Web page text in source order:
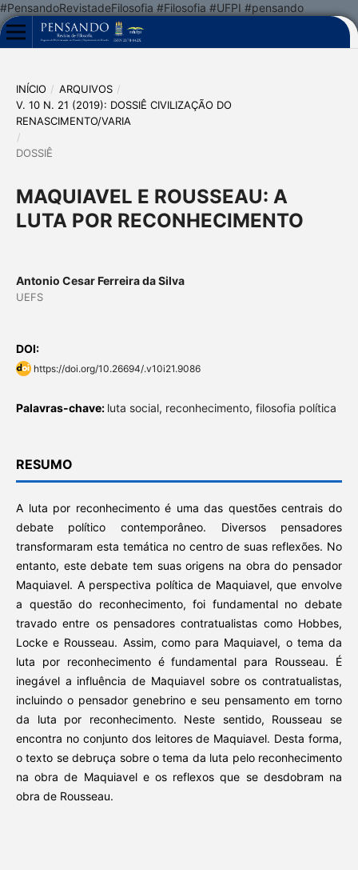
#PensandoRevistadeFilosofia #Filosofia #UFPI #pensando
INÍCIO / ARQUIVOS /
V. 10 N. 21 (2019): DOSSIÊ CIVILIZAÇÃO DO
RENASCIMENTO/VARIA
/
DOSSIÊ
MAQUIAVEL E ROUSSEAU: A
LUTA POR RECONHECIMENTO
Antonio Cesar Ferreira da Silva
UEFS
DOI:
https://doi.org/10.26694/.v10i21.9086
Palavras-chave: luta social, reconhecimento, filosofia política
RESUMO
A luta por reconhecimento é uma das questões centrais do
debate político contemporâneo. Diversos pensadores
transformaram esta temática no centro de suas reflexões. No
entanto, este debate tem suas origens na obra do pensador
Maquiavel. A perspectiva política de Maquiavel, que envolve
a questão do reconhecimento, foi fundamental no debate
travado entre os pensadores contratualistas como Hobbes,
Locke e Rousseau. Assim, como para Maquiavel, o tema da
luta por reconhecimento é fundamental para Rousseau. É
inegável a influência de Maquiavel sobre os contratualistas,
incluindo o pensador genebrino e seu pensamento em torno
da luta por reconhecimento. Neste sentido, Rousseau se
encontra no conjunto dos leitores de Maquiavel. Desta forma,
o texto se debruça sobre o tema da luta pelo reconhecimento
na obra de Maquiavel e os reflexos que se desdobram na
obra de Rousseau.